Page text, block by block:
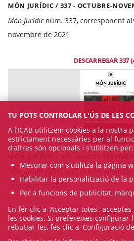
MÓN JURÍDIC / 337 - OCTUBRE-
Món Jurídicnúm. 337, corresponent
novembre de 2021
DESCARREGAR 337
núm. 336, corresponent
setembre de 2021
DESCARREGAR 336
TU POTS CONTROLAR L'ÚS DE LES
A l’ICAB utilitzem cookies a la nostra
estrictament necessàries per al
d'altres són opcionals i s'utilitzen per:
Mesurar com s'utilitza la pàgina
Habilitar la personalització de la
Per a funcions de publicitat,
En fer clic a 'Acceptar totes',
les cookies. Si prefereixes
rebutjar-les, fes clic a 'Configuració